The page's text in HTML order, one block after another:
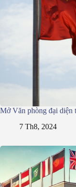
Mở Văn phòng đại diện
7 Th8, 2024